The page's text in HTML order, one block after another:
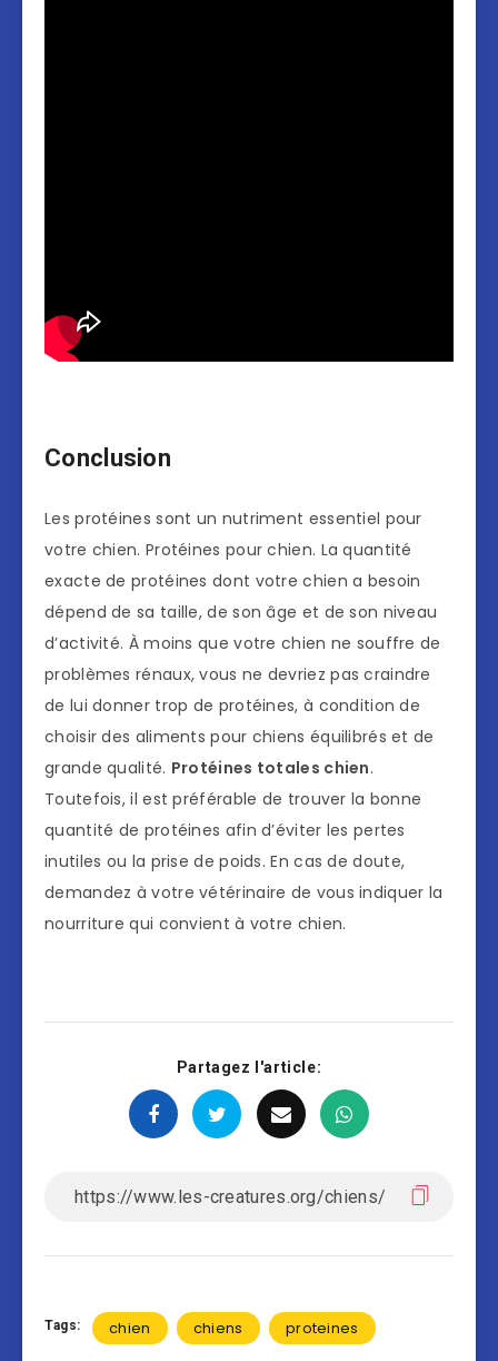
Conclusion
Les protéines sont un nutriment essentiel pour
votre chien. Protéines pour chien. La quantité
exacte de protéines dont votre chien a besoin
dépend de sa taille, de son âge et de son niveau
d’activité. À moins que votre chien ne souffre de
problèmes rénaux, vous ne devriez pas craindre
de lui donner trop de protéines, à condition de
choisir des aliments pour chiens équilibrés et de
grande qualité. Protéines totales chien.
Toutefois, il est préférable de trouver la bonne
quantité de protéines afin d’éviter les pertes
inutiles ou la prise de poids. En cas de doute,
demandez à votre vétérinaire de vous indiquer la
nourriture qui convient à votre chien.
Partagez l'article:
Tags: chien chiens proteines